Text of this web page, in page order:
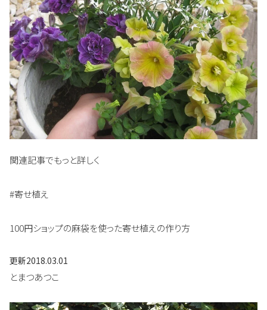
関連記事でもっと詳しく
#寄せ植え
100円ショップの麻袋を使った寄せ植えの作り方
更新2018.03.01
とまつあつこ